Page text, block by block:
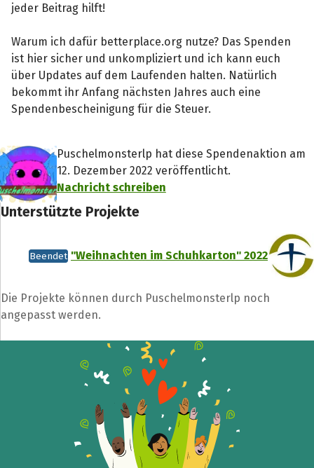
jeder Beitrag hilft!
Warum ich dafür betterplace.org nutze? Das Spenden
ist hier sicher und unkompliziert und ich kann euch
über Updates auf dem Laufenden halten. Natürlich
bekommt ihr Anfang nächsten Jahres auch eine
Spendenbescheinigung für die Steuer.
Puschelmonsterlp hat diese Spendenaktion am
12. Dezember 2022 veröffentlicht.
Nachricht schreiben
Unterstützte Projekte
Beendet "Weihnachten im Schuhkarton" 2022
Die Projekte können durch Puschelmonsterlp noch
angepasst werden.